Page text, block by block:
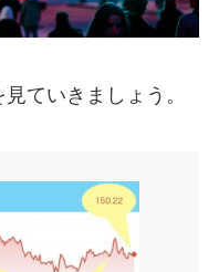
ていきましょう。